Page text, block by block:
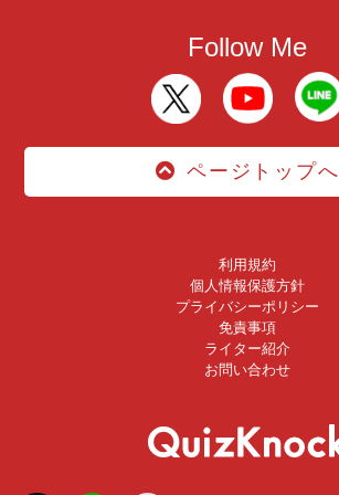
Follow Me
ページトップへ
利用規約
個人情報保護方針
プライバシーポリシー
免責事項
ライター紹介
お問い合わせ